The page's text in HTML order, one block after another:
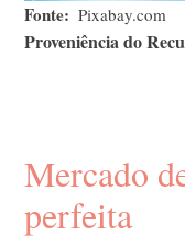
Fonte Pixabay.com
Proveniência do
Mercado
perfeita